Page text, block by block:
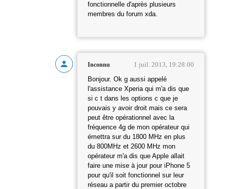
fonctionnelle d'après plusieurs
membres du forum xda.
Inconnu 1 juil. 2013, 19:28:00
Bonjour. Ok g aussi appelé
l'assistance Xperia qui m'a dis que
si c t dans les options c que je
pouvais y avoir droit mais ce sera
peut être opérationnel avec la
fréquence 4g de mon opérateur qui
émettra sur du 1800 MHz en plus
du 800MHz et 2600 MHz mon
opérateur m'a dis que Apple allait
faire une mise à jour pour iPhone 5
pour qu'il soit fonctionnel sur leur
réseau a partir du premier octobre